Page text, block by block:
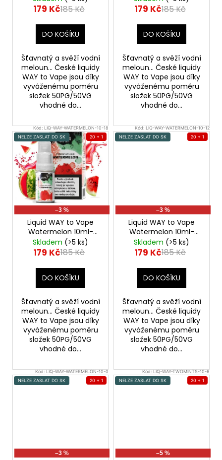
179 Kč185 Kč
DO KOŠÍKU
Šťavnatý a svěží vodní
meloun... České liquidy
WAY to Vape jsou díky
vyváženému poměru
složek 50PG/50VG
vhodné do...
179 Kč185 Kč
DO KOŠÍKU
Šťavnatý a svěží vodní
meloun... České liquidy
WAY to Vape jsou díky
vyváženému poměru
složek 50PG/50VG
vhodné do...
Kód: LIQ-WAY-WATERMELON-10-18
NELZE ZASLAT DO SK
–3 %
20 + 1
Liquid WAY to Vape
Watermelon 10ml-
18mg
Skladem (>5 ks)
179 Kč185 Kč
DO KOŠÍKU
Šťavnatý a svěží vodní
meloun... České liquidy
WAY to Vape jsou díky
vyváženému poměru
složek 50PG/50VG
vhodné do...
Kód: LIQ-WAY-WATERMELON-10-12
NELZE ZASLAT DO SK
–3 %
20 + 1
Liquid WAY to Vape
Watermelon 10ml-
12mg
Skladem (>5 ks)
179 Kč185 Kč
DO KOŠÍKU
Šťavnatý a svěží vodní
meloun... České liquidy
WAY to Vape jsou díky
vyváženému poměru
složek 50PG/50VG
vhodné do...
Kód:LIQ-WAY-WATERMELON-10-0
NELZE ZASLAT DO SK
–3 %
20 + 1
Kód:LIQ-WAY-TWOMINTS-10-6
NELZE ZASLAT DO SK
–5 %
20 + 1
D
o
p
u
JOYETECH
SS316
ATOMIZER
0,6OHM